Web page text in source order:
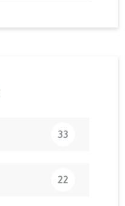
33
22